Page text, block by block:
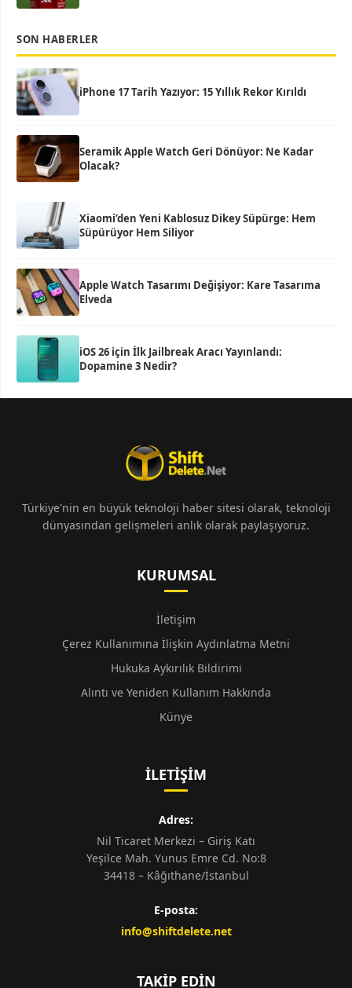
SON HABERLER
iPhone 17 Tarih Yazıyor: 15 Yıllık Rekor Kırıldı
Seramik Apple Watch Geri Dönüyor: Ne Kadar
Olacak?
Xiaomi’den Yeni Kablosuz Dikey Süpürge: Hem
Süpürüyor Hem Siliyor
Apple Watch Tasarımı Değişiyor: Kare Tasarıma
Elveda
iOS 26 için İlk Jailbreak Aracı Yayınlandı:
Dopamine 3 Nedir?
Türkiye'nin en büyük teknoloji haber sitesi olarak, teknoloji
dünyasından gelişmeleri anlık olarak paylaşıyoruz.
KURUMSAL
İletişim
Çerez Kullanımına İlişkin Aydınlatma Metni
Hukuka Aykırılık Bildirimi
Alıntı ve Yeniden Kullanım Hakkında
Künye
İLETIŞIM
Adres:
Nil Ticaret Merkezi – Giriş Katı
Yeşilce Mah. Yunus Emre Cd. No:8
34418 – Kâğıthane/İstanbul
E-posta:
info@shiftdelete.net
TAKIP EDIN